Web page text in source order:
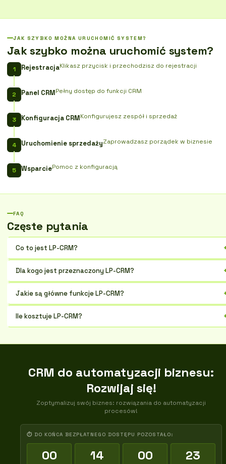
JAK SZYBKO MOŻNA URUCHOMIĆ SYSTEM?
Jak szybko można uruchomić system?
RejestracjaKlikasz przycisk i przechodzisz do rejestracji
Panel CRMPełny dostęp do funkcji CRM
Konfiguracja CRMKonfigurujesz zespół i sprzedaż
Uruchomienie sprzedażyZaprowadzasz porządek w biznesie
WsparciePomoc z konfiguracją
FAQ
Częste pytania
Co to jest LP-CRM?
optymalizuje sprzedaż i marketing
Dla kogo jest przeznaczony LP-CRM?
sektorach handlu i usług
Jakie są główne funkcje LP-CRM?
analityka sprzedaży
Ile kosztuje LP-CRM?
dostępne są różne plany subskrypcji
CRM do automatyzacji biznesu:
Rozwijaj się!
Zoptymalizuj swój biznes: rozwiązania do automatyzacji
procesów!
⏱ DO KOŃCA BEZPŁATNEGO DOSTĘPU POZOSTAŁO:
00 14 00 22